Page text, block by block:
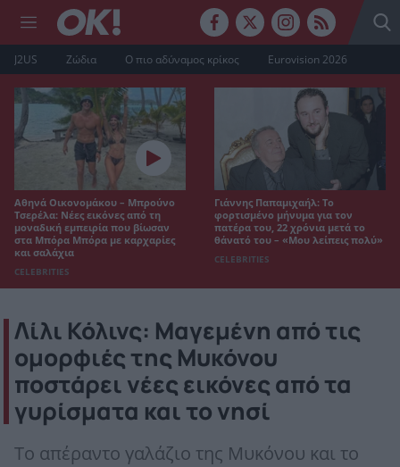
J2US Ζώδια Ο πιο αδύναμος κρίκος Eurovision 2026
Αθηνά Οικονομάκου – Μπρούνο
Τσερέλα: Νέες εικόνες από τη
μοναδική εμπειρία που βίωσαν
στα Μπόρα Μπόρα με καρχαρίες
και σαλάχια
CELEBRITIES
Γιάννης Παπαμιχαήλ: Το
φορτισμένο μήνυμα για τον
πατέρα του, 22 χρόνια μετά το
θάνατό του – «Μου λείπεις πολύ»
CELEBRITIES
Λίλι Κόλινς: Μαγεμένη από τις
ομορφιές της Μυκόνου
ποστάρει νέες εικόνες από τα
γυρίσματα και το νησί
Το απέραντο γαλάζιο της Μυκόνου και το